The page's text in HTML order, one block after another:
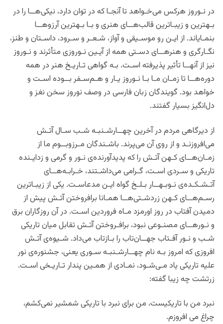
در نـوروز هرکس می‌‌خـواهد تا آنجـا که در توان دارد، نیکی‌هــا را در
بـهترین و زیبـا‌ترین قالب‌هــای هنری و بـا بـهترین آرزوهــا
بنمـایاند. از ایـن رو موسـیقی و آواز، شـعـر و سـرود، داسـتان و طنز،
نگـارگری و هنرهــای دسـتی همه از آیـین نـوروزی متأثرند و نـوروز
نیز از آنهــا تأثیر پذیرفته اسـت. بـه گواهی تـاریـخ هنر در همه
دوره‌هــا تا زمـان مـا بـا نـوروز ‌یـار و هـم‌سـفر بــوده اسـت و
خواهد بود. گویندگان زبان فارسی در وصف نوروز سخن نغز و
دل‌انگیز بسیار گفتند.
از دیرگاهی مردم در آخرین چهــارشـنبـه شـب سـال آتـش
می‌‌افروزنـد و از روی آن می‌پرند. باشـندگان مـرزوبــوم ما از
زمـان‌‌هــای کـهن آتـش را که پدیدآورنده‌ی نـور و گرمی و زدایـنده
تاریکی و سـردی اسـت، گـرامی می‌‌داشـتند، خـرابـه‌هــای
آتـشـکـده‌ی نـو‌بـهــار بـلـخ گواه ایـن مدعاسـت. یکی از زیبـا‌ترین
رسـم‌هــای کـهن زردشـتی‌هــا همـانا برافروختن آتـش پیش از
دمیدن آفتاب در روز اورمزد مـاه فروردین اسـت. در آن روزگاران برق
و نـورهــای مصنـوعی نبود، برافـروختن آتـش تقابل میان تاریکی
شـب و نـور آفـتاب جهــان‌تاب را بـازتاب می‌داد. شـیوه‌ی آتـش‌
افروزی که امروز بـه نام چهــارشـنبـه سـوری یعنی، جشنوره‌ی نور
علیه تاریکی یاد مـی‌شـود، نمـادی از همـین پندار تـاریـخی اسـت.
زرتشت چه زیبا گفته:
نبرد من با تاریکیست، من برای نبرد با تاریکی شمشیر نمی‌کشم،
چراغ می افروزم.